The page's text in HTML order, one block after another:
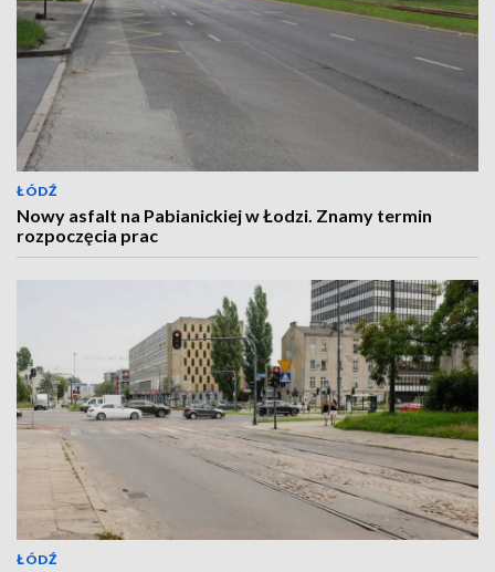
ŁÓDŹ
Nowy asfalt na Pabianickiej w Łodzi. Znamy termin
rozpoczęcia prac
ŁÓDŹ